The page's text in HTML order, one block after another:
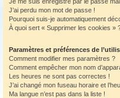
J’ai perdu mon mot de passe !
Pourquoi suis-je automatiquement
À quoi sert « Supprimer les cookies »
Paramètres et préférences de
Comment modifier mes paramètres ?
Comment empêcher mon nom
Les heures ne sont pas correctes !
J’ai changé mon fuseau horaire et
Ma langue n’est pas dans la liste !